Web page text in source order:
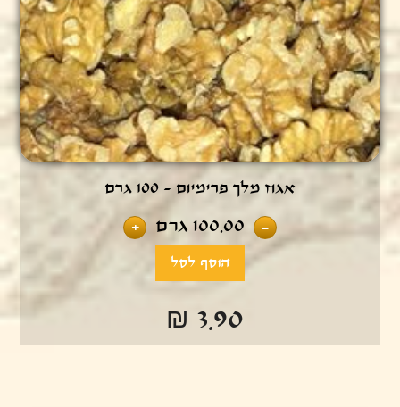
אגוז מלך פרימיום - 100 גרם
-
100.00 גרם +
₪ 3.90